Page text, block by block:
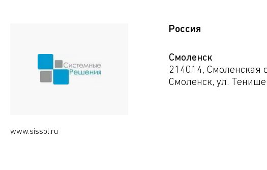
www.sissol.ru
Россия
Смоленск
214014, Смоленская
Смоленск, ул.